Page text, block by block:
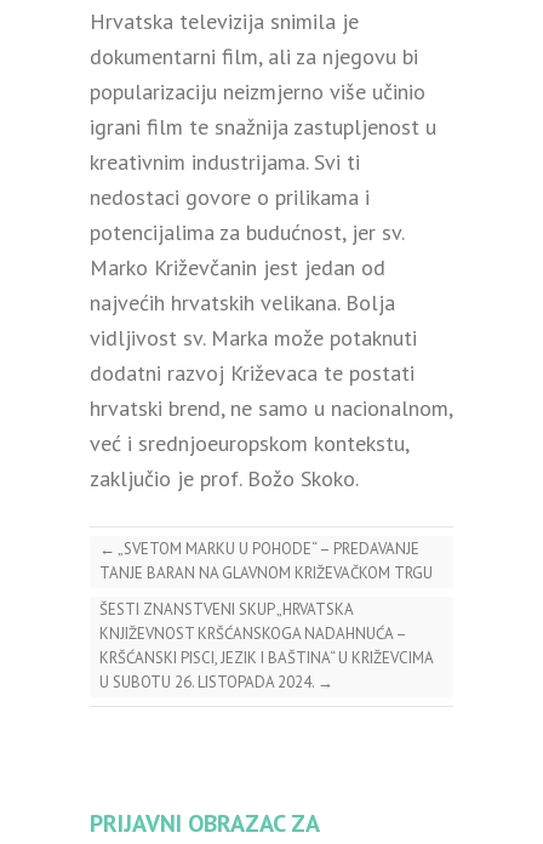
Hrvatska televizija snimila je
dokumentarni film, ali za njegovu bi
popularizaciju neizmjerno više učinio
igrani film te snažnija zastupljenost u
kreativnim industrijama. Svi ti
nedostaci govore o prilikama i
potencijalima za budućnost, jer sv.
Marko Križevčanin jest jedan od
najvećih hrvatskih velikana. Bolja
vidljivost sv. Marka može potaknuti
dodatni razvoj Križevaca te postati
hrvatski brend, ne samo u nacionalnom,
već i srednjoeuropskom kontekstu,
zaključio je prof. Božo Skoko.
← „SVETOM MARKU U POHODE“ – PREDAVANJE
TANJE BARAN NA GLAVNOM KRIŽEVAČKOM TRGU
ŠESTI ZNANSTVENI SKUP „HRVATSKA
KNJIŽEVNOST KRŠĆANSKOGA NADAHNUĆA –
KRŠĆANSKI PISCI, JEZIK I BAŠTINA“ U KRIŽEVCIMA
U SUBOTU 26. LISTOPADA 2024. →
PRIJAVNI OBRAZAC ZA